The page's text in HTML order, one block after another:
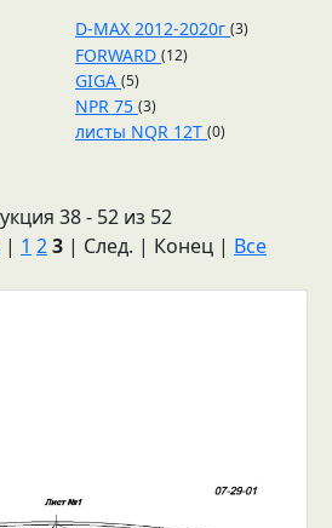
D-MAX 2012-2020г (3)
FORWARD (12)
GIGA (5)
NPR 75 (3)
листы NQR 12T (0)
38 - 52 из 52
| 1 23 | След. | Конец | Все